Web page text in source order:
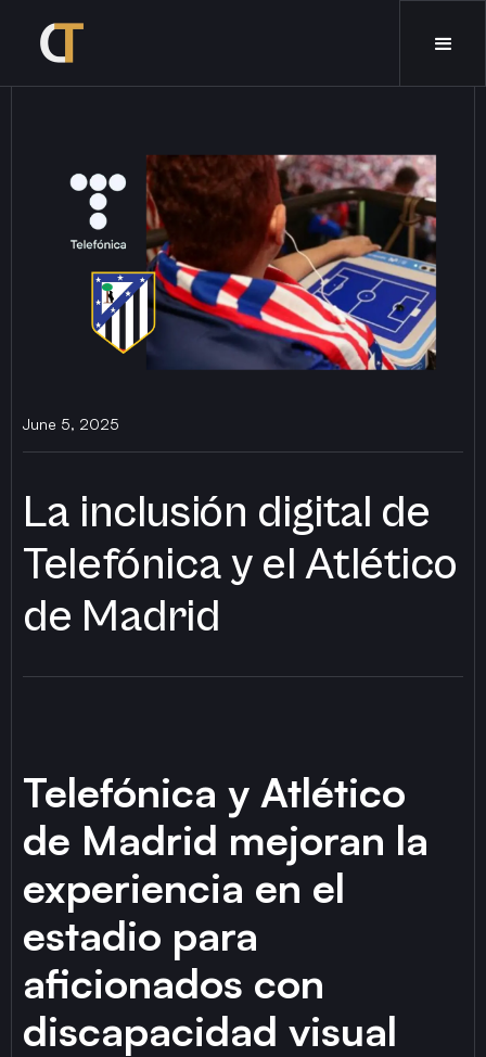
June 5, 2025
La inclusión digital de
Telefónica y el Atlético
de Madrid
Telefónica y Atlético
de Madrid mejoran la
experiencia en el
estadio para
aficionados con
discapacidad visual